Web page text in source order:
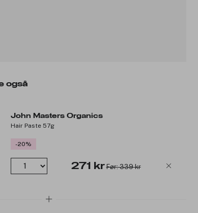
også
John Masters Organics
Hair Paste 57g
-20%
271 kr Før: 339 kr